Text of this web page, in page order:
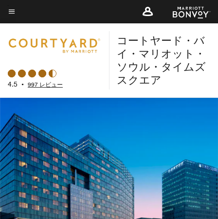
Skip
to
content
メニューのテキスト
4.5 • 997 レビュー
コートヤード・バ
イ・マリオット・
ソウル・タイムズ
スクエア